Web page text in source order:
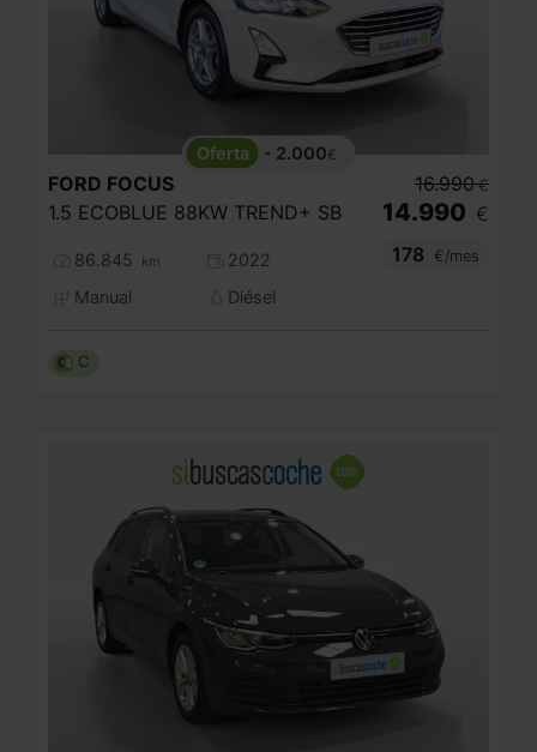
- 2.000€
FORD FOCUS
1.5 ECOBLUE 88KW TREND+ SB
86.845 km
2022
Manual
Diésel
16.990 €
14.990 €
178
€/mes
C